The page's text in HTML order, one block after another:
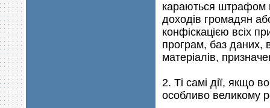
караються штрафом
доходів громадян
конфіскацією всіх
програм, баз даних,
матеріалів,
2. Ті самі дії, якщо
особливо великому